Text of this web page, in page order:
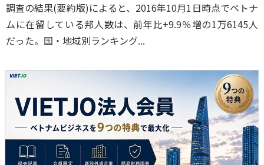
調査の結果(要約版)によると、2016年10月1日時点でベトナ
ムに在留している邦人数は、前年比+9.9％増の1万6145人
だった。国・地域別ランキング...